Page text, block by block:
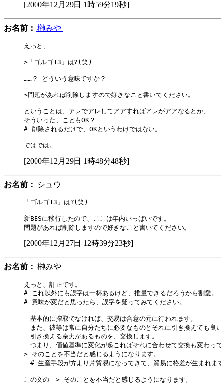
[2000年12月29日 1時59分19秒]
お名前： 榊みや
えっと、
>「ゴルゴ13」は?(笑)
……？ どういう意味ですか？
>問題があれば削除しますので好きなこと書いてください。
ということは、アレでアレしてアアすればアレがアアなるとか、
そういった、こともOK？
# 削除されるだけで、OKというわけではない。
[2000年12月29日 1時48分48秒]
お名前： シュウ
「ゴルゴ13」は?(笑)
新BBSに移行したので、ここは年内いっぱいです。
[2000年12月27日 12時39分23秒]
お名前： 榊みや
えっと、訂正です。
# これ以外にも誤字は一杯あるけど、推量できるだろうから割愛。
# 意味が変だと思ったら、誤字を疑ってみてください。
基本的に搾取でなければ、交易は合意の元に行われます。
また、彼等は常に自分たちに必要なものとそれに引き換えても良
引き換える余力があるものを、交換します。
つまり、価値基準に変化が起こればそれに合わせて交換も変わっ
> そのことを不当だと感じるようになります。
# 生産手段が方より片貿易になってきて、貿易に格差が生まれま
この文の　> そのことを不当だと感じるようになります。